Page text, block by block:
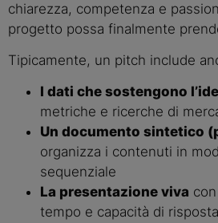
chiarezza, competenza e
progetto possa finalmente
Tipicamente, un pitch include
I dati che sostengono
metriche e ricerche di
Un documento sintetico
organizza i contenuti in
sequenziale
La presentazione viva
tempo e capacità di